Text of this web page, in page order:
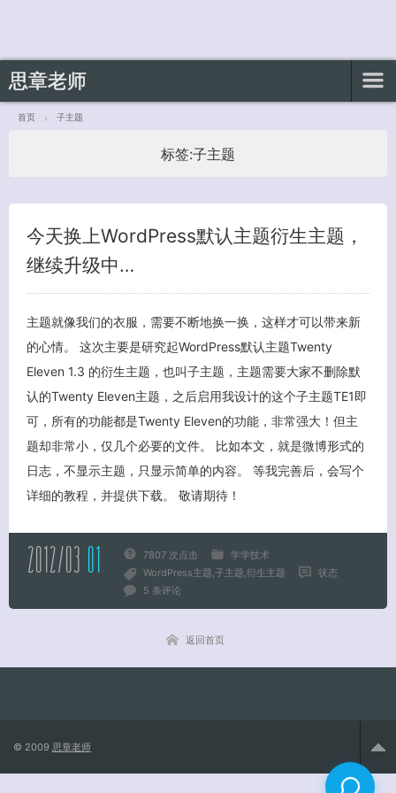
思章老师
首页 子主题
标签:子主题
今天换上WordPress默认主题衍生主题，
继续升级中…
主题就像我们的衣服，需要不断地换一换，这样才可以带来新
的心情。 这次主要是研究起WordPress默认主题Twenty
Eleven 1.3 的衍生主题，也叫子主题，主题需要大家不删除默
认的Twenty Eleven主题，之后启用我设计的这个子主题TE1即
可，所有的功能都是Twenty Eleven的功能，非常强大！但主
题却非常小，仅几个必要的文件。 比如本文，就是微博形式的
日志，不显示主题，只显示简单的内容。 等我完善后，会写个
详细的教程，并提供下载。 敬请期待！
2012/03 01 7807 次点击
学学技术
WordPress主题 子主题 衍生主题
状态
5 条评论
返回首页
客服小美
© 2009 思章老师
关闭弹窗